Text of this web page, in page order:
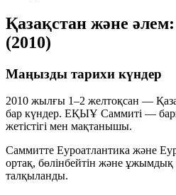
Қазақстан және
(2010)
Маңызды тарихи күндер
2010 жылғы 1–2 желтоқсан —
бар күндер. ЕҚЫҰ Саммиті —
жетістігі мен мақтанышы.
Саммитте Еуроатлантика және
ортақ, бөлінбейтін және ұжымдық
талқыланды.